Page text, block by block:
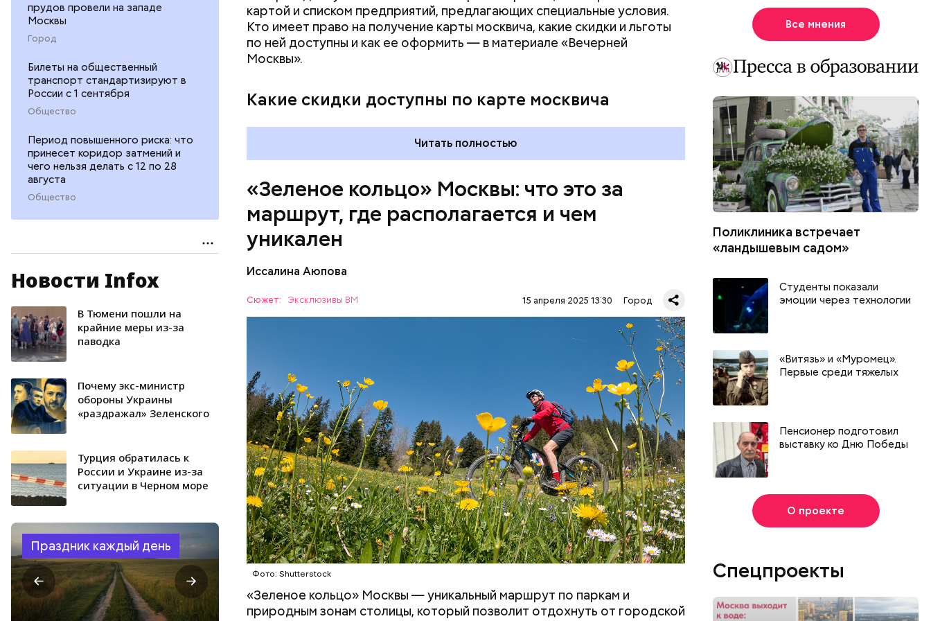
прудов провели на западе
Москвы
Город
Билеты на общественный
транспорт стандартизируют в
России с 1 сентября
Общество
Период повышенного риска: что
принесет коридор затмений и
чего нельзя делать с 12 по 28
августа
Общество
Новости Infox
В Тюмени пошли на
крайние меры из-за
паводка
Почему экс-министр
обороны Украины
«раздражал» Зеленского
Турция обратилась к
России и Украине из-за
ситуации в Черном море
Праздник каждый день
картой и списком предприятий, предлагающих специальные условия.
Кто имеет право на получение карты москвича, какие скидки и льготы
по ней доступны и как ее оформить — в материале «Вечерней
Москвы».
Какие скидки доступны по карте москвича
Читать полностью
«Зеленое кольцо» Москвы: что это за
маршрут, где располагается и чем
уникален
Иссалина Аюпова
Сюжет: Эксклюзивы ВМ 15 апреля 2025 13:30 Город
Фото: Shutterstock
«Зеленое кольцо» Москвы — уникальный маршрут по паркам и
природным зонам столицы, который позволит отдохнуть от городской
Как рассказали «ВМ» в пресс-службе ЦОДД, веломаршрут «Зеленое
кольцо» соединит зеленые зоны, метро, МЦД и МЦК по всей Москве.
Протяженность такого маршрута составит 120 километров:
СПОРТ ОТДЫХ ВЕЛОСИПЕДЫ САМОКАТЫ МОСКВА
Все мнения
Поликлиника встречает
«ландышевым садом»
Студенты показали
эмоции через технологии
«Витязь» и «Муромец».
Первые среди тяжелых
Пенсионер подготовил
выставку ко Дню Победы
О проекте
Спецпроекты